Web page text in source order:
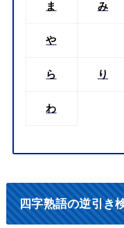
ま み
や
ら り
わ
四字熟語の逆引き